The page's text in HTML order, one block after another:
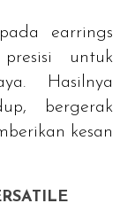
earrings
untuk
Hasilnya
bergerak
kesan